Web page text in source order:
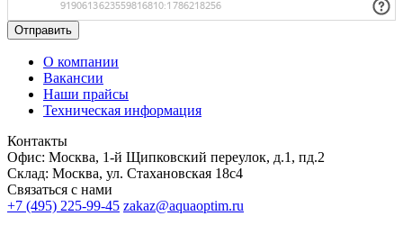
Отправить
О компании
Вакансии
Наши прайсы
Техническая информация
Контакты
Офис: Москва, 1-й Щипковский переулок, д.1, пд.2
Склад: Москва, ул. Стахановская 18с4
Связаться с нами
+7 (495) 225-99-45 zakaz@aquaoptim.ru